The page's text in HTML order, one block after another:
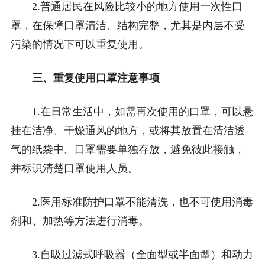
2.普通居民在风险比较小的地方使用一次性口
罩，在保障口罩清洁、结构完整，尤其是内层不受
污染的情况下可以重复使用。
三、重复使用口罩注意事项
1.在日常生活中，如需再次使用的口罩，可以悬
挂在洁净、干燥通风的地方，或将其放置在清洁透
气的纸袋中。
口罩需要单独存放，避免彼此接触，
并标识清楚口罩使用人员。
2.医用标准防护口罩不能清洗，也不可使用消毒
剂和、加热等方法进行消毒。
3.自吸过滤式呼吸器（全面型或半面型）和动力